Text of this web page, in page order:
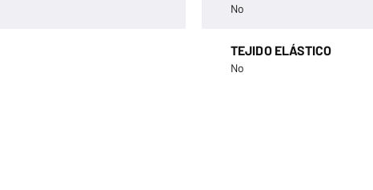
No
TEJIDO ELÁSTICO
No